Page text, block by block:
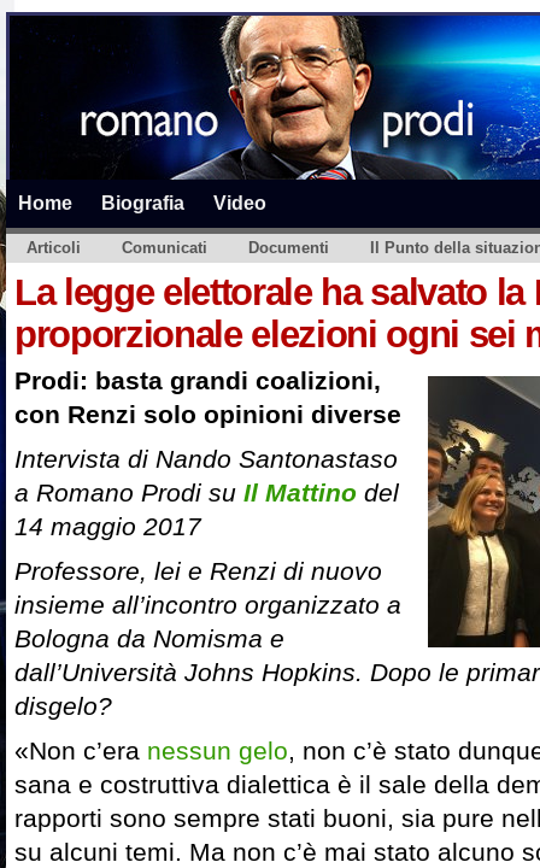
Home Biografia Video
Articoli Comunicati Documenti Il Punto della
La legge elettorale ha salvato la
proporzionale elezioni ogni sei
Prodi: basta grandi coalizioni,
con Renzi solo opinioni diverse
Intervista di Nando Santonastaso
a Romano Prodi su Il Mattino del
14 maggio 2017
Professore, lei e Renzi di nuovo
insieme all’incontro organizzato a
Bologna da Nomisma e
dall’Università Johns Hopkins. Dopo le
disgelo?
«Non c’era nessun gelo, non c’è stato
sana e costruttiva dialettica è il sale della
rapporti sono sempre stati buoni, sia pure
su alcuni temi. Ma non c’è mai stato alcuno